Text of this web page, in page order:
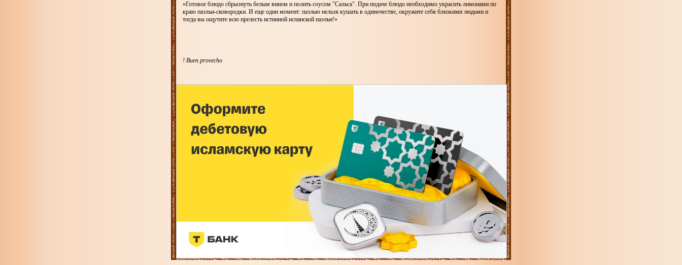
«Готовое блюдо сбрызнуть белым вином и полить соусом "Сальса". При подаче блюдо необходимо украсить лимонами по
краю паэльи-сковородки. И еще один момент: паэлью нельзя кушать в одиночестве, окружите себя близкими людьми и
тогда вы ощутите всю прелесть истинной испанской паэльи!»
! Buen provecho